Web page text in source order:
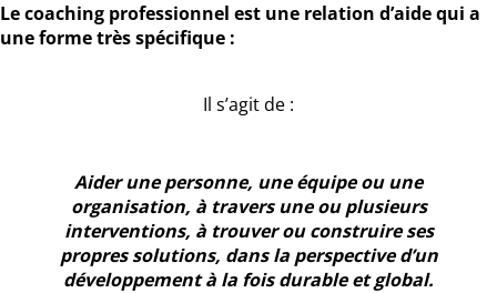
Le coaching professionnel est une relation d’aide qui a
une forme très spécifique :
Il s’agit de :
Aider une personne, une équipe ou une
organisation, à travers une ou plusieurs
interventions, à trouver ou construire ses
propres solutions, dans la perspective d’un
développement à la fois durable et global.